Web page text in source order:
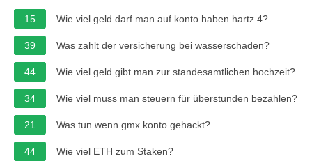
15 Wie viel geld darf man auf konto haben hartz 4?
39 Was zahlt der versicherung bei wasserschaden?
44 Wie viel geld gibt man zur standesamtlichen hochzeit?
34 Wie viel muss man steuern für überstunden bezahlen?
21 Was tun wenn gmx konto gehackt?
44 Wie viel ETH zum Staken?